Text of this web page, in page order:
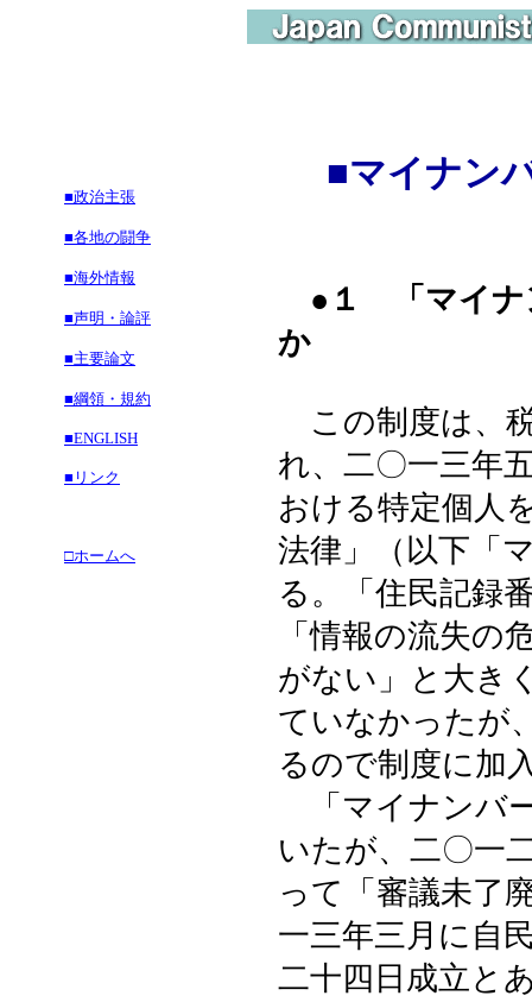
■政治主張
■各地の闘争
■海外情報
■声明・論評
■主要論文
■綱領・規約
■ENGLISH
■リンク
□ホームへ
■マイナン
●１ 「マイナ
か
この制度は、
れ、二〇一三年
おける特定個人
法律」（以下「
る。「住民記録
「情報の流失の
がない」と大き
ていなかったが
るので制度に加
「マイナンバ
いたが、二〇一
って「審議未了
一三年三月に自
二十四日成立と